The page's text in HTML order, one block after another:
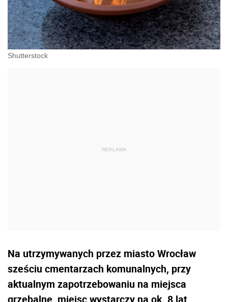
Shutterstock
Na utrzymywanych przez miasto Wrocław
sześciu cmentarzach komunalnych, przy
aktualnym zapotrzebowaniu na miejsca